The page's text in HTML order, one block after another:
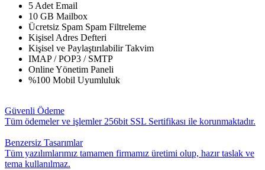
5 Adet Email
10 GB Mailbox
Ücretsiz Spam Spam Filtreleme
Kişisel Adres Defteri
Kişisel ve Paylaştırılabilir Takvim
IMAP / POP3 / SMTP
Online Yönetim Paneli
%100 Mobil Uyumluluk
Güvenli Ödeme
Tüm ödemeler ve işlemler 256bit SSL Sertifikası ile korunmaktadır.
Benzersiz Tasarımlar
Tüm yazılımlarımız tamamen firmamız üretimi olup, hazır taslak ve
tema kullanılmaz.